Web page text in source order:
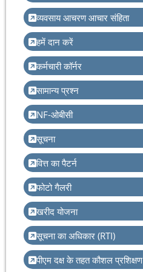
व्यवसाय आचरण आचार संहिता
हमें दान करें
कर्मचारी कॉर्नर
सामान्य प्रश्न
NF-ओबीसी
सूचना
वित्त का पैटर्न
फोटो गैलरी
खरीद योजना
सूचना का अधिकार (RTI)
पीएम दक्ष के तहत कौशल